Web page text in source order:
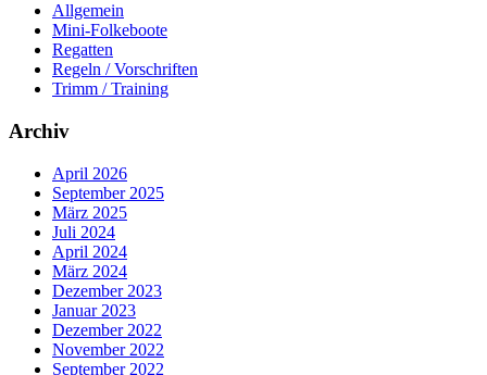
Allgemein
Mini-Folkeboote
Regatten
Regeln / Vorschriften
Trimm / Training
Archiv
April 2026
September 2025
März 2025
Juli 2024
April 2024
März 2024
Dezember 2023
Januar 2023
Dezember 2022
November 2022
September 2022